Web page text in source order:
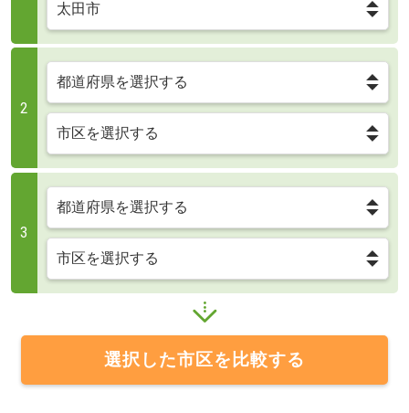
2
3
選択した市区を比較する